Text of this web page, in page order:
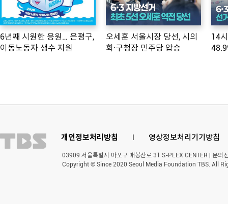
6년째 시원한 응원… 은평구,
이동노동자 생수 지원
오세훈 서울시장 당선, 시의
회·구청장 민주당 압승
14
개인정보처리방침 l 영상정보처리기기방침
03909 서울특별시 마포구 매봉산로 31 S-PLEX CENTER | 문
Copyright © Since 2020 Seoul Media Foundation TBS. All